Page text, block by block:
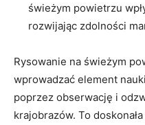
świeżym powietrzu
rozwijając zdolności
Rysowanie na świeżym
wprowadzać ⁤element
poprzez⁤ obserwację ⁣i
⁢krajobrazów. To